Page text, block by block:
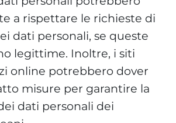
a rispettare le richieste di
dati personali, se queste
legittime. Inoltre, i siti
online potrebbero dover
misure per garantire la
dati personali dei